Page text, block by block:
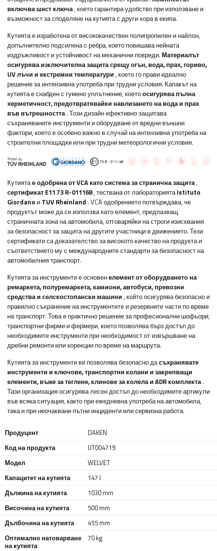
включва шест ключа, което гарантира удобство при използване и
възможност за споделяне на кутията с други хора в екипа.
Кутията е изработена от висококачествен полипропилен и найлон,
допълнително подсилена с ребра, което повишава нейната
издръжливост и устойчивост на механични повреди. Материалът
осигурява изключителна защита срещу огън, вода, прах, гориво,
UV лъчи и екстремни температури , което го прави идеално
решение за интензивна употреба при трудни условия. Капакът на
кутията е снабден с гумено уплътнение, коетоосигурява пълна
херметичност, предотвратявайки навлизането на вода и прах
във вътрешността. Този дизайн ефективно защитава
съхраняваните инструменти и оборудване от вредни външни
фактори, което е особено важно в случай на интензивна употреба на
строителни площадки или при трудни метеорологични условия.
Кутиятае одобрена от VCA като система за странична защита,
сертификат E11 73 R-011168, тествана от лабораториятаIstituto
Giordano и TUV Rheinland . VCA одобрението потвърждава, че
продуктът може да се използва като елемент, предпазващ
страничната зона на автомобила, отговаряйки на строги изисквания
за безопасност за защита на другите участници в движението. Тези
сертификати са доказателство за високото качество на продукта и
съответствието му с международните стандарти за безопасност на
автомобилния транспорт.
Кутията за инструменти е основенелемент от оборудването на
ремаркета, полуремаркета, камиони, автобуси, превозни
средства и селскостопански машини , който осигурява безопасно и
правилно съхранение на инструментите и резервните части по време
на транспорт. Това е практично решение за професионални шофьори,
транспортни фирми и фермери, което позволява бърз достъп до
необходимите инструменти при необходимост от извършване на
дребни ремонти или корекции по време на маршрута.
Кутията за инструменти ви позволява безопасно дасъхранявате
инструменти и ключове, транспортни колани и закрепващи
елементи, въже за теглене, клинове за колела и ADR комплекта.
Тази организация осигурява лесен достъп до необходимите артикули
във всяка ситуация, както при ежедневна употреба на автомобила,
така и при неочаквани пътни инциденти или сервизна работа.
Продуцент
DAKEN
Код на продукта
UT004719
Модел
WELVET
Капацитет на кутията
147 l
Дължина на кутията
1030 mm
Височина на кутията
500 mm
Дълбочина на кутията
455 mm
Оптимално натоварване
на кутията
70 kg